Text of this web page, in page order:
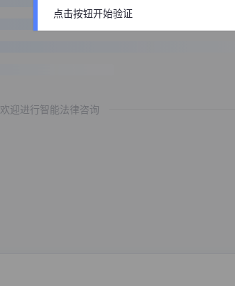
欢迎进行智能法律咨询
点击按钮开始验证